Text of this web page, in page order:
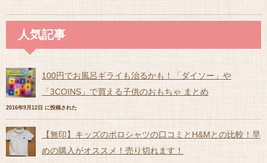
人気記事
100円でお風呂ギライも治るかも！「ダイソー」や
「3COINS」で買える子供のおもちゃ まとめ
2016年9月12日 に投稿された
【無印】キッズのポロシャツの口コミとH&Mとの比較！早
めの購入がオススメ！売り切れます！